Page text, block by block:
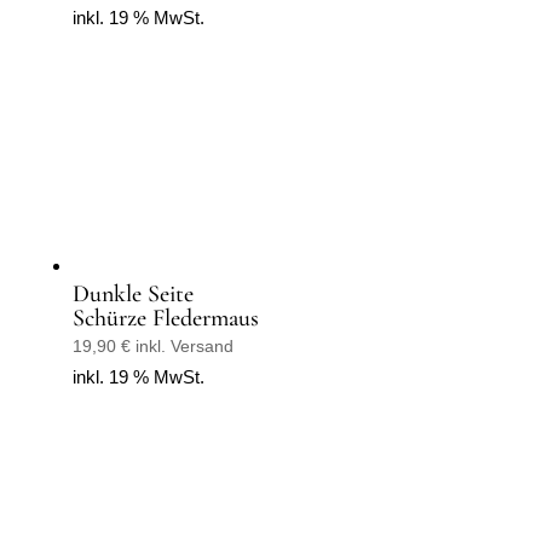
inkl. 19 % MwSt.
Dunkle Seite
Schürze Fledermaus
19,90 € inkl. Versand
inkl. 19 % MwSt.